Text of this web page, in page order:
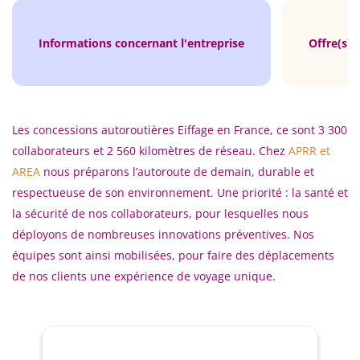
Informations concernant l'entreprise Offre(s)
Les concessions autoroutières Eiffage en France, ce sont 3 300
collaborateurs et 2 560 kilomètres de réseau. Chez APRR et
AREA nous préparons l’autoroute de demain, durable et
respectueuse de son environnement. Une priorité : la santé et
la sécurité de nos collaborateurs, pour lesquelles nous
déployons de nombreuses innovations préventives. Nos
équipes sont ainsi mobilisées, pour faire des déplacements
de nos clients une expérience de voyage unique.